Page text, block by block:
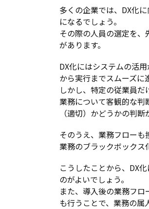
多くの企業では、DX化
になるでしょう。
その際の人員の選定を、
があります。
DX化にはシステムの活
から実行までスムーズに
しかし、特定の従業員
業務について客観的な判
（適切）かどうかの判
そのうえ、業務フローも
業務のブラックボックス
こうしたことから、DX
のがよいでしょう。
また、導入後の業務フ
も行うことで、業務の属